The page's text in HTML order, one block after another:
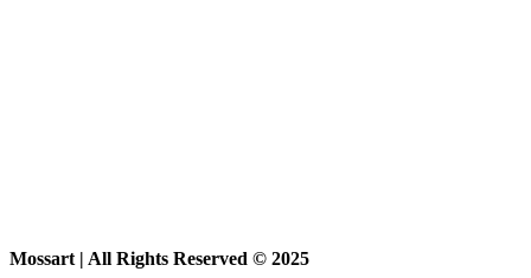
Mossart | All Rights Reserved © 2025